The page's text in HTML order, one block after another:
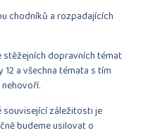
chodníků a rozpadajících
stěžejních dopravních témat
a všechna témata s tím
související záležitosti je
budeme usilovat o